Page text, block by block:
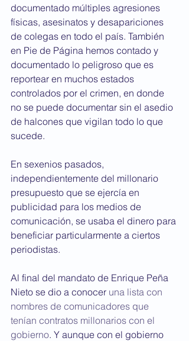
documentado múltiples agresiones
físicas, asesinatos y desapariciones
de colegas en todo el país. También
en Pie de Página hemos contado y
documentado lo peligroso que es
reportear en muchos estados
controlados por el crimen, en donde
no se puede documentar sin el asedio
de halcones que vigilan todo lo que
sucede.
En sexenios pasados,
independientemente del millonario
presupuesto que se ejercía en
publicidad para los medios de
comunicación, se usaba el dinero para
beneficiar particularmente a ciertos
periodistas.
Al final del mandato de Enrique Peña
Nieto se dio a conocer una lista con
nombres de comunicadores que
tenían contratos millonarios con el
gobierno. Y aunque con el gobierno